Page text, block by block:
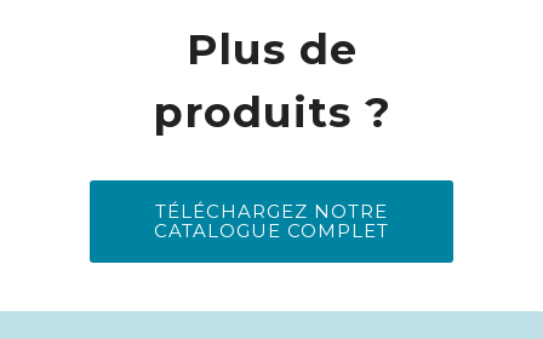
Plus de
produits ?
TÉLÉCHARGEZ NOTRE
CATALOGUE COMPLET